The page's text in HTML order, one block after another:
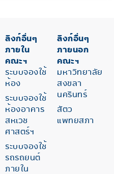
ลิงก์อื่นๆ
ภายใน
คณะฯ
ระบบจองใช้
ห้อง
ระบบจองใช้
ห้องอาคาร
สหเวช
ศาสตร์ฯ
ระบบจองใช้
รถรถยนต์
ภายใน
ลิงก์อื่นๆ
ภายนอก
คณะฯ
มหาวิทยาลัย
สงขลา
นครินทร์
สัตว
แพทยสภา